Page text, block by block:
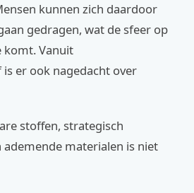
kunnen zich daardoor
gedragen, wat de sfeer op
komt. Vanuit
er ook nagedacht over
stoffen, strategisch
materialen is niet